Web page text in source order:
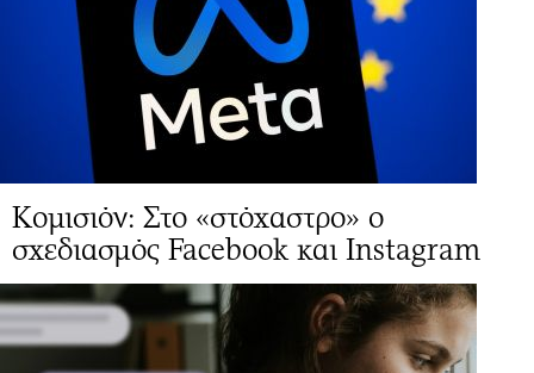
Κομισιόν: Στο «στόχαστρο» ο
σχεδιασμός Facebook και Instagram